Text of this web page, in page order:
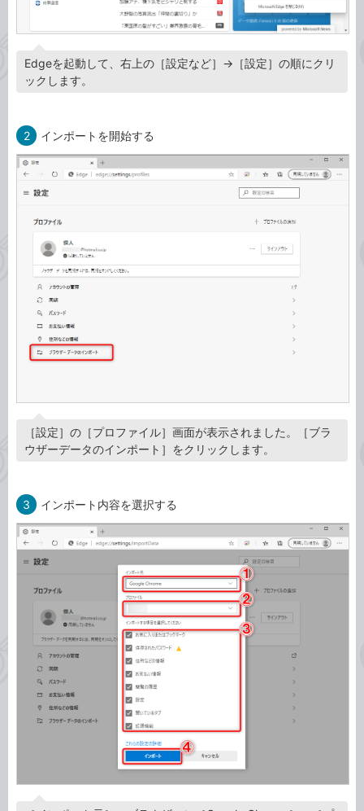
Edgeを起動して、右上の［設定など］→［設定］の順にクリ
ックします。
2 インポートを開始する
［設定］の［プロファイル］画面が表示されました。［ブラ
ウザーデータのインポート］をクリックします。
3 インポート内容を選択する